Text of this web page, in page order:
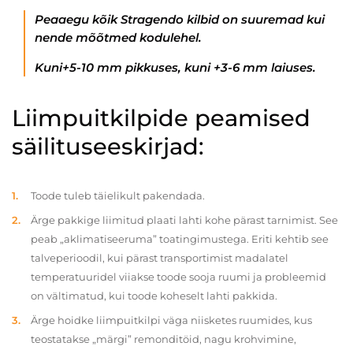
Peaaegu kõik Stragendo kilbid on suuremad kui
nende mõõtmed kodulehel.
Kuni+5-10 mm pikkuses, kuni +3-6 mm laiuses.
Liimpuitkilpide peamised
säilituseeskirjad:
Toode tuleb täielikult pakendada.
Ärge pakkige liimitud plaati lahti kohe pärast tarnimist. See
peab „aklimatiseeruma” toatingimustega. Eriti kehtib see
talveperioodil, kui pärast transportimist madalatel
temperatuuridel viiakse toode sooja ruumi ja probleemid
on vältimatud, kui toode koheselt lahti pakkida.
Ärge hoidke liimpuitkilpi väga niisketes ruumides, kus
teostatakse „märgi” remonditöid, nagu krohvimine,